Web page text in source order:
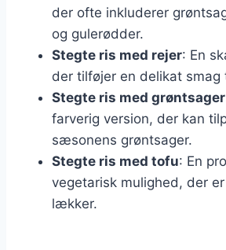
der ofte inkluderer
og gulerødder.
Stegte ris med rejer: En
der tilføjer en delikat smag
Stegte ris med grøntsager
farverig version, der kan
sæsonens grøntsager.
Stegte ris med tofu: En
vegetarisk mulighed, der
lækker.